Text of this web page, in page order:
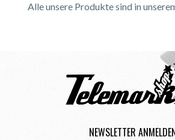
Alle unsere Produkte sind in
NEWSLETTER